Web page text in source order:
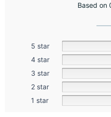
Based on
5 star
4 star
3 star
2 star
1 star